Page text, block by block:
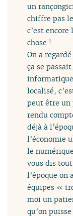
un
chiffre pas
c’est
chose !
On a
ça se
localisé,
peut être un
rendu
déjà à
l’économie
le
vous dis
l’époque on
équipes «
moi un
qu’on